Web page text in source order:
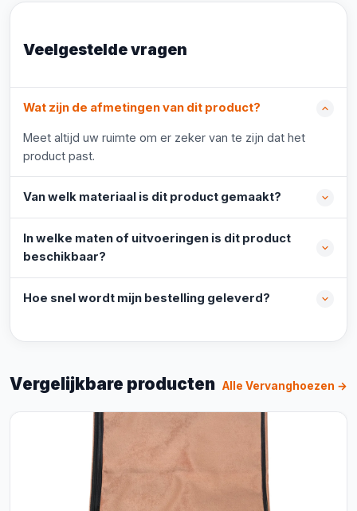
Veelgestelde vragen
Wat zijn de afmetingen van dit product?
Meet altijd uw ruimte om er zeker van te zijn dat het
product past.
Van welk materiaal is dit product gemaakt?
In welke maten of uitvoeringen is dit product
beschikbaar?
Hoe snel wordt mijn bestelling geleverd?
Vergelijkbare producten Alle Vervanghoezen →